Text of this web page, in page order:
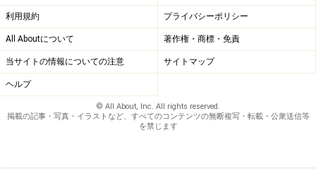
利用規約 プライバシーポリシー
All Aboutについて 著作権・商標・免責
当サイトの情報についての注意 サイトマップ
ヘルプ
© All About, Inc. All rights reserved.
掲載の記事・写真・イラストなど、すべてのコンテンツの無断複写・転載・公衆送信等
を禁じます